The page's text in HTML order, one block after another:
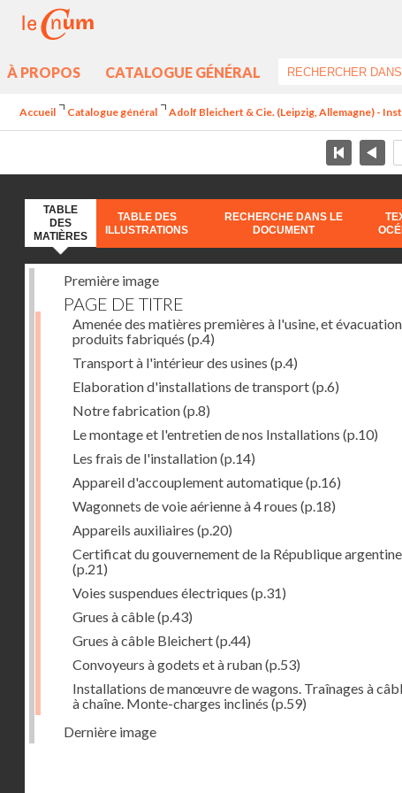
À PROPOS CATALOGUE GÉNÉRAL
Accueil Catalogue général Adolf Bleichert & Cie. (Leipzig, Allemagne) -
TABLE
DES
MATIÈRES
TABLE DES
ILLUSTRATIONS
RECHERCHE DANS LE
DOCUMENT
Première image
PAGE DE TITRE
Amenée des matières premières à l'usine, et
produits fabriqués (p.4)
Transport à l'intérieur des usines (p.4)
Elaboration d'installations de transport(p.6)
Notre fabrication(p.8)
Le montage et l'entretien de nos Installations (p.10)
Les frais de l'installation(p.14)
Appareil d'accouplement automatique(p.16)
Wagonnets de voie aérienne à 4 roues (p.18)
Appareils auxiliaires (p.20)
Certificat du gouvernement de la République argentine
(p.21)
Voies suspendues électriques (p.31)
Grues à câble(p.43)
Grues à câble Bleichert(p.44)
Convoyeurs à godets et à ruban(p.53)
Installations de manœuvre de wagons. Traînages à
à chaîne. Monte-charges inclinés (p.59)
Dernière image